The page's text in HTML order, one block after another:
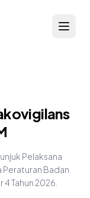
Pelaksana
Peraturan Badan
Tahun 2026.